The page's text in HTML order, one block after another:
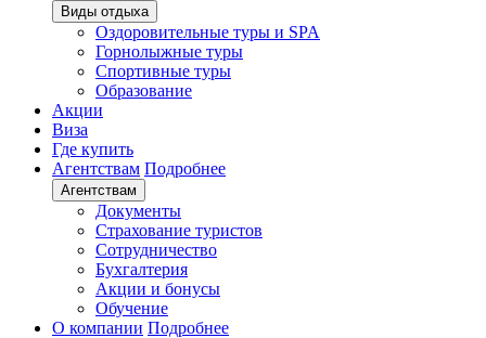
Виды отдыха
Оздоровительные туры и SPA
Горнолыжные туры
Спортивные туры
Образование
Акции
Виза
Где купить
Агентствам Подробнее
Агентствам
Документы
Страхование туристов
Сотрудничество
Бухгалтерия
Акции и бонусы
Обучение
О компании Подробнее